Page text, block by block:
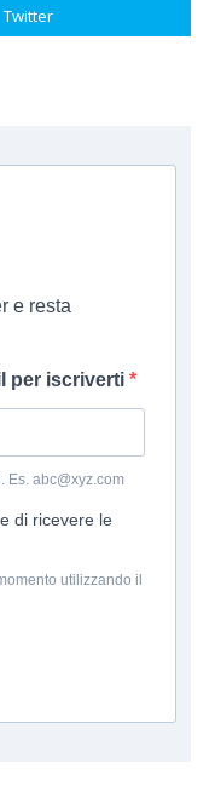
e resta
per iscriverti
Es. abc@xyz.com
di ricevere le
utilizzando il